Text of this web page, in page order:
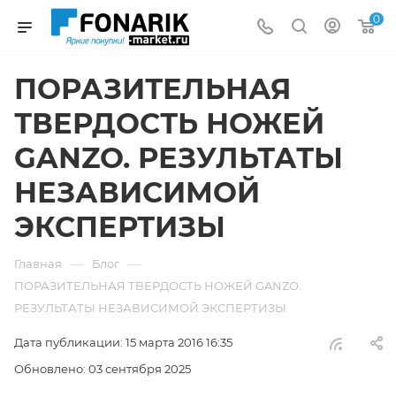
0
​ПОРАЗИТЕЛЬНАЯ
ТВЕРДОСТЬ НОЖЕЙ
GANZO. РЕЗУЛЬТАТЫ
НЕЗАВИСИМОЙ
ЭКСПЕРТИЗЫ
Главная — Блог —
​ПОРАЗИТЕЛЬНАЯ ТВЕРДОСТЬ НОЖЕЙ GANZO.
РЕЗУЛЬТАТЫ НЕЗАВИСИМОЙ ЭКСПЕРТИЗЫ
Дата публикации: 15 марта 2016 16:35
Обновлено: 03 сентября 2025